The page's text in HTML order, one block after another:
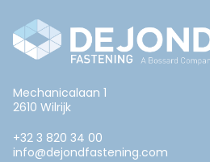
Mechanicalaan 1
2610 Wilrijk
+32 3 820 34 00
info@dejondfastening.com